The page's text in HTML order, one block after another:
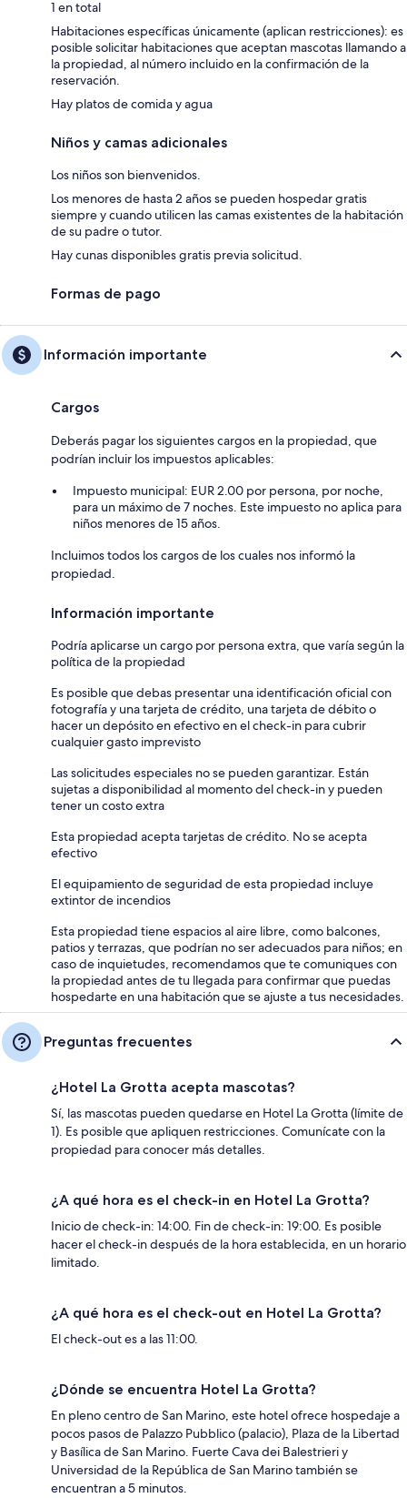
1 en total
Habitaciones específicas únicamente (aplican restricciones): es
posible solicitar habitaciones que aceptan mascotas llamando a
la propiedad, al número incluido en la confirmación de la
reservación.
Hay platos de comida y agua
Niños y camas adicionales
Los niños son bienvenidos.
Los menores de hasta 2 años se pueden hospedar gratis
siempre y cuando utilicen las camas existentes de la habitación
de su padre o tutor.
Hay cunas disponibles gratis previa solicitud.
Formas de pago
Información importante
Cargos
Deberás pagar los siguientes cargos en la propiedad, que
podrían incluir los impuestos aplicables:
Impuesto municipal: EUR 2.00 por persona, por noche,
para un máximo de 7 noches. Este impuesto no aplica para
niños menores de 15 años.
Incluimos todos los cargos de los cuales nos informó la
propiedad.
Información importante
Podría aplicarse un cargo por persona extra, que varía según la
política de la propiedad
Es posible que debas presentar una identificación oficial con
fotografía y una tarjeta de crédito, una tarjeta de débito o
hacer un depósito en efectivo en el check-in para cubrir
cualquier gasto imprevisto
Las solicitudes especiales no se pueden garantizar. Están
sujetas a disponibilidad al momento del check-in y pueden
tener un costo extra
Esta propiedad acepta tarjetas de crédito. No se acepta
efectivo
El equipamiento de seguridad de esta propiedad incluye
extintor de incendios
Esta propiedad tiene espacios al aire libre, como balcones,
patios y terrazas, que podrían no ser adecuados para niños; en
caso de inquietudes, recomendamos que te comuniques con
la propiedad antes de tu llegada para confirmar que puedas
hospedarte en una habitación que se ajuste a tus necesidades.
Preguntas frecuentes
¿Hotel La Grotta acepta mascotas?
Sí, las mascotas pueden quedarse en Hotel La Grotta (límite de
1). Es posible que apliquen restricciones. Comunícate con la
propiedad para conocer más detalles.
¿A qué hora es el check-in en Hotel La Grotta?
Inicio de check-in: 14:00. Fin de check-in: 19:00. Es posible
hacer el check-in después de la hora establecida, en un horario
limitado.
¿A qué hora es el check-out en Hotel La Grotta?
El check-out es a las 11:00.
¿Dónde se encuentra Hotel La Grotta?
En pleno centro de San Marino, este hotel ofrece hospedaje a
pocos pasos de Palazzo Pubblico (palacio), Plaza de la Libertad
y Basílica de San Marino. Fuerte Cava dei Balestrieri y
Universidad de la República de San Marino también se
encuentran a 5 minutos.